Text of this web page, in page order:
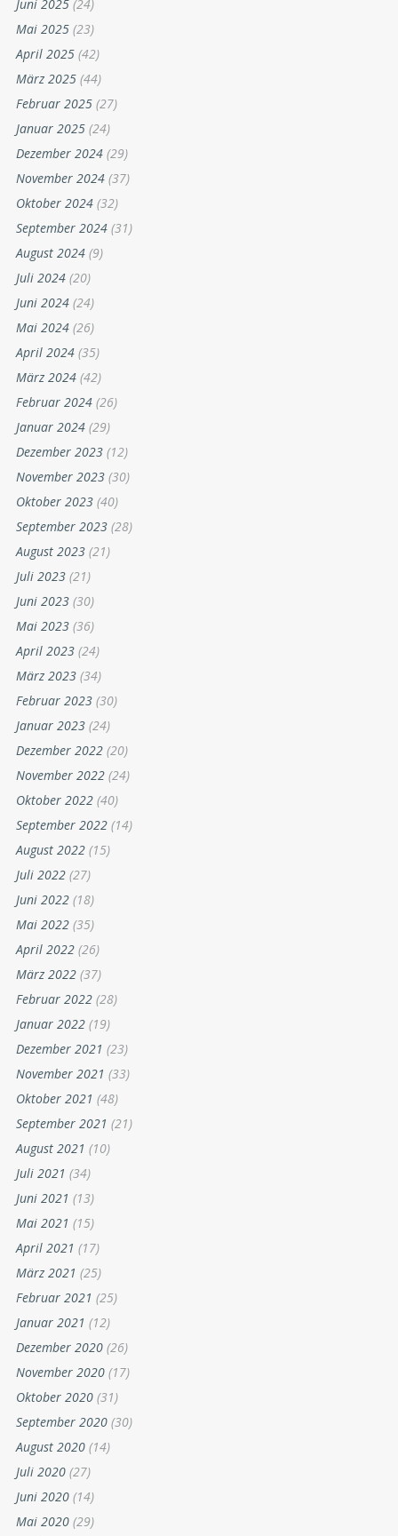
Juni 2025 (24)
Mai 2025 (23)
April 2025 (42)
März 2025 (44)
Februar 2025 (27)
Januar 2025 (24)
Dezember 2024 (29)
November 2024 (37)
Oktober 2024 (32)
September 2024 (31)
August 2024 (9)
Juli 2024 (20)
Juni 2024 (24)
Mai 2024 (26)
April 2024 (35)
März 2024 (42)
Februar 2024 (26)
Januar 2024 (29)
Dezember 2023 (12)
November 2023 (30)
Oktober 2023 (40)
September 2023 (28)
August 2023 (21)
Juli 2023 (21)
Juni 2023 (30)
Mai 2023 (36)
April 2023 (24)
März 2023 (34)
Februar 2023 (30)
Januar 2023 (24)
Dezember 2022 (20)
November 2022 (24)
Oktober 2022 (40)
September 2022 (14)
August 2022 (15)
Juli 2022 (27)
Juni 2022 (18)
Mai 2022 (35)
April 2022 (26)
März 2022 (37)
Februar 2022 (28)
Januar 2022 (19)
Dezember 2021 (23)
November 2021 (33)
Oktober 2021 (48)
September 2021 (21)
August 2021 (10)
Juli 2021 (34)
Juni 2021 (13)
Mai 2021 (15)
April 2021 (17)
März 2021 (25)
Februar 2021 (25)
Januar 2021 (12)
Dezember 2020 (26)
November 2020 (17)
Oktober 2020 (31)
September 2020 (30)
August 2020 (14)
Juli 2020 (27)
Juni 2020 (14)
Mai 2020 (29)